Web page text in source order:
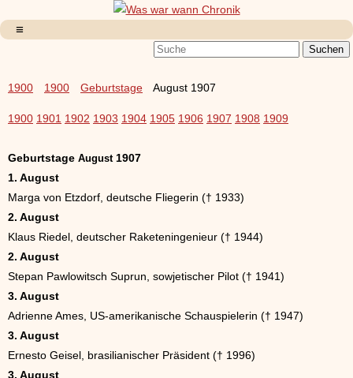
1900 1900 Geburtstage August 1907
1900 1901 1902 1903 1904 1905 1906 1907 1908 1909
Geburtstage August 1907
1. August
Marga von Etzdorf, deutsche Fliegerin († 1933)
2. August
Klaus Riedel, deutscher Raketeningenieur († 1944)
2. August
Stepan Pawlowitsch Suprun, sowjetischer Pilot († 1941)
3. August
Adrienne Ames, US-amerikanische Schauspielerin († 1947)
3. August
Ernesto Geisel, brasilianischer Präsident († 1996)
3. August